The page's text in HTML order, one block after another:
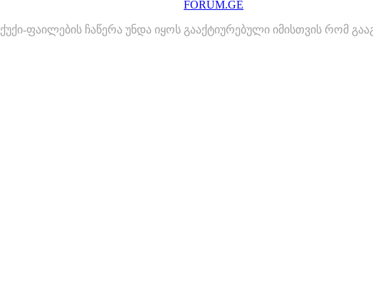
FORUM.GE
ქუქი-ფაილების ჩაწერა უნდა იყოს გააქტიურებული იმისთვის რომ